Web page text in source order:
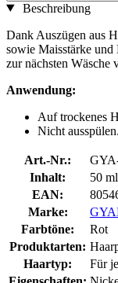
Beschreibung
Dank Auszügen aus
sowie Maisstärke
zur nächsten Wäsche
Anwendung:
Auf trockenes
Nicht ausspülen.
Art.-Nr.:
Inhalt:
50 ml
EAN:
Marke:
Farbtöne:
Rot
Produktarten:
Haartyp:
Für